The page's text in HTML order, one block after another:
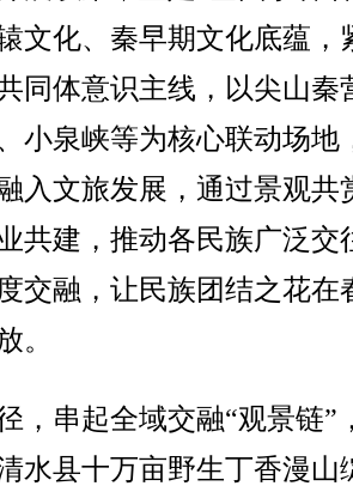
文化、秦早期文化底蕴，
同体意识主线，以尖山秦
小泉峡等为核心联动场地
入文旅发展，通过景观共
共建，推动各民族广泛交
交融，让民族团结之花在
。
串起全域交融“观景链”
水县十万亩野生丁香漫山